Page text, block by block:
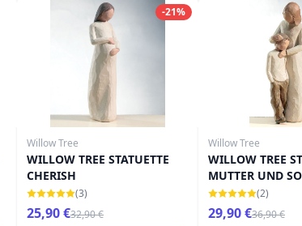
-21%
Willow Tree
WILLOW TREE STATUETTE
CHERISH
(3)
25,90 €32,90 €
Willow Tree
WILLOW TREE
MUTTER UND
(2)
29,90 €36,90 €